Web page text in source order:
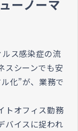
ーノーマ
ス感染症の流
スシーンでも安
化”が、業務で
トオフィス勤務
バイスに捉われ